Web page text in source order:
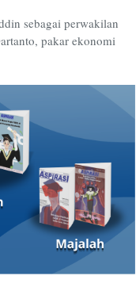
sebagai perwakilan
pakar ekonomi